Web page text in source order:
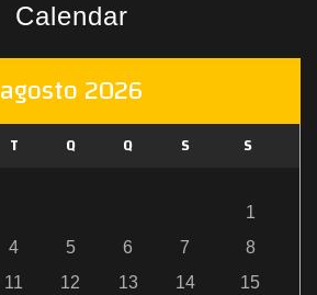
Calendar
agosto 2026
T Q Q S S
1
4 5 6 7
8
11 12 13 14
15